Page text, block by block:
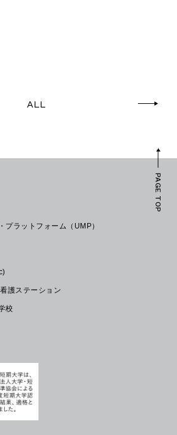
ALL
プラットフォーム（UMP）
護ステーション
校
PAGE TOP